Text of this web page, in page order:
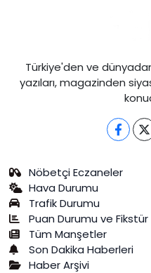
Türkiye'den ve
yazıları, magazinden
Nöbetçi Eczaneler
Hava Durumu
Trafik Durumu
Puan Durumu ve Fikstür
Tüm Manşetler
Son Dakika Haberleri
Haber Arşivi